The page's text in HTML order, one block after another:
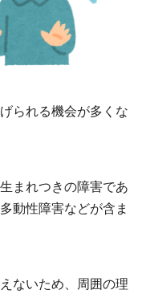
られる機会が多くな
まれつきの障害であ
動性障害などが含ま
ないため、周囲の理